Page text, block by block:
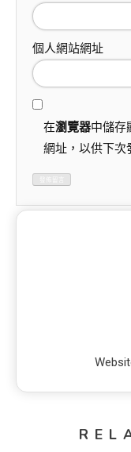
個人網站網址
在瀏覽器中儲存
網址，以供下次